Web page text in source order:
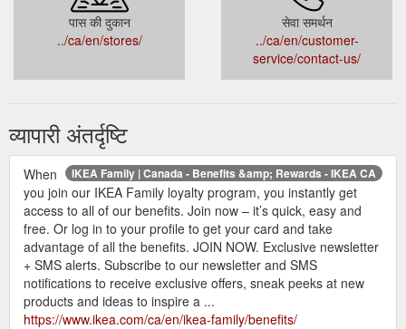
पास की दुकान
../ca/en/stores/
सेवा समर्थन
../ca/en/customer-
service/contact-us/
व्यापारी अंतर्दृष्टि
IKEA Family | Canada - Benefits &amp; Rewards - IKEA CA
When
you join our IKEA Family loyalty program, you instantly get
access to all of our benefits. Join now – it’s quick, easy and
free. Or log in to your profile to get your card and take
advantage of all the benefits. JOIN NOW. Exclusive newsletter
+ SMS alerts. Subscribe to our newsletter and SMS
notifications to receive exclusive offers, sneak peeks at new
products and ideas to inspire a ...
https://www.ikea.com/ca/en/ikea-family/benefits/